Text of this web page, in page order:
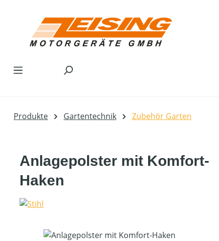
Produkte Gartentechnik Zubehör Garten
Anlagepolster mit Komfort-
Haken
Bildergalerie überspringen